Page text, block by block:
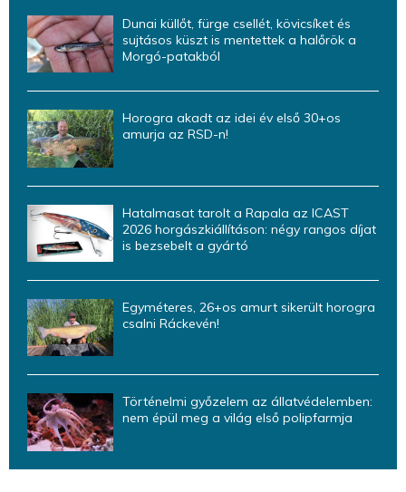
Dunai küllőt, fürge csellét, kövicsíket és
sujtásos küszt is mentettek a halőrök a
Morgó-patakból
Horogra akadt az idei év első 30+os
amurja az RSD-n!
Hatalmasat tarolt a Rapala az ICAST
2026 horgászkiállításon: négy rangos díjat
is bezsebelt a gyártó
Egyméteres, 26+os amurt sikerült horogra
csalni Ráckevén!
Történelmi győzelem az állatvédelemben:
nem épül meg a világ első polipfarmja